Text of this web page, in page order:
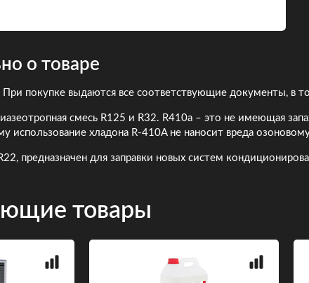
о товаре
При покупке выдаются все соответствующие документы, в
смесь R125 и R32. R410a – это не имеющая
использование хладона R-410A не наносит вреда
предназначен для заправки новых систем
товары